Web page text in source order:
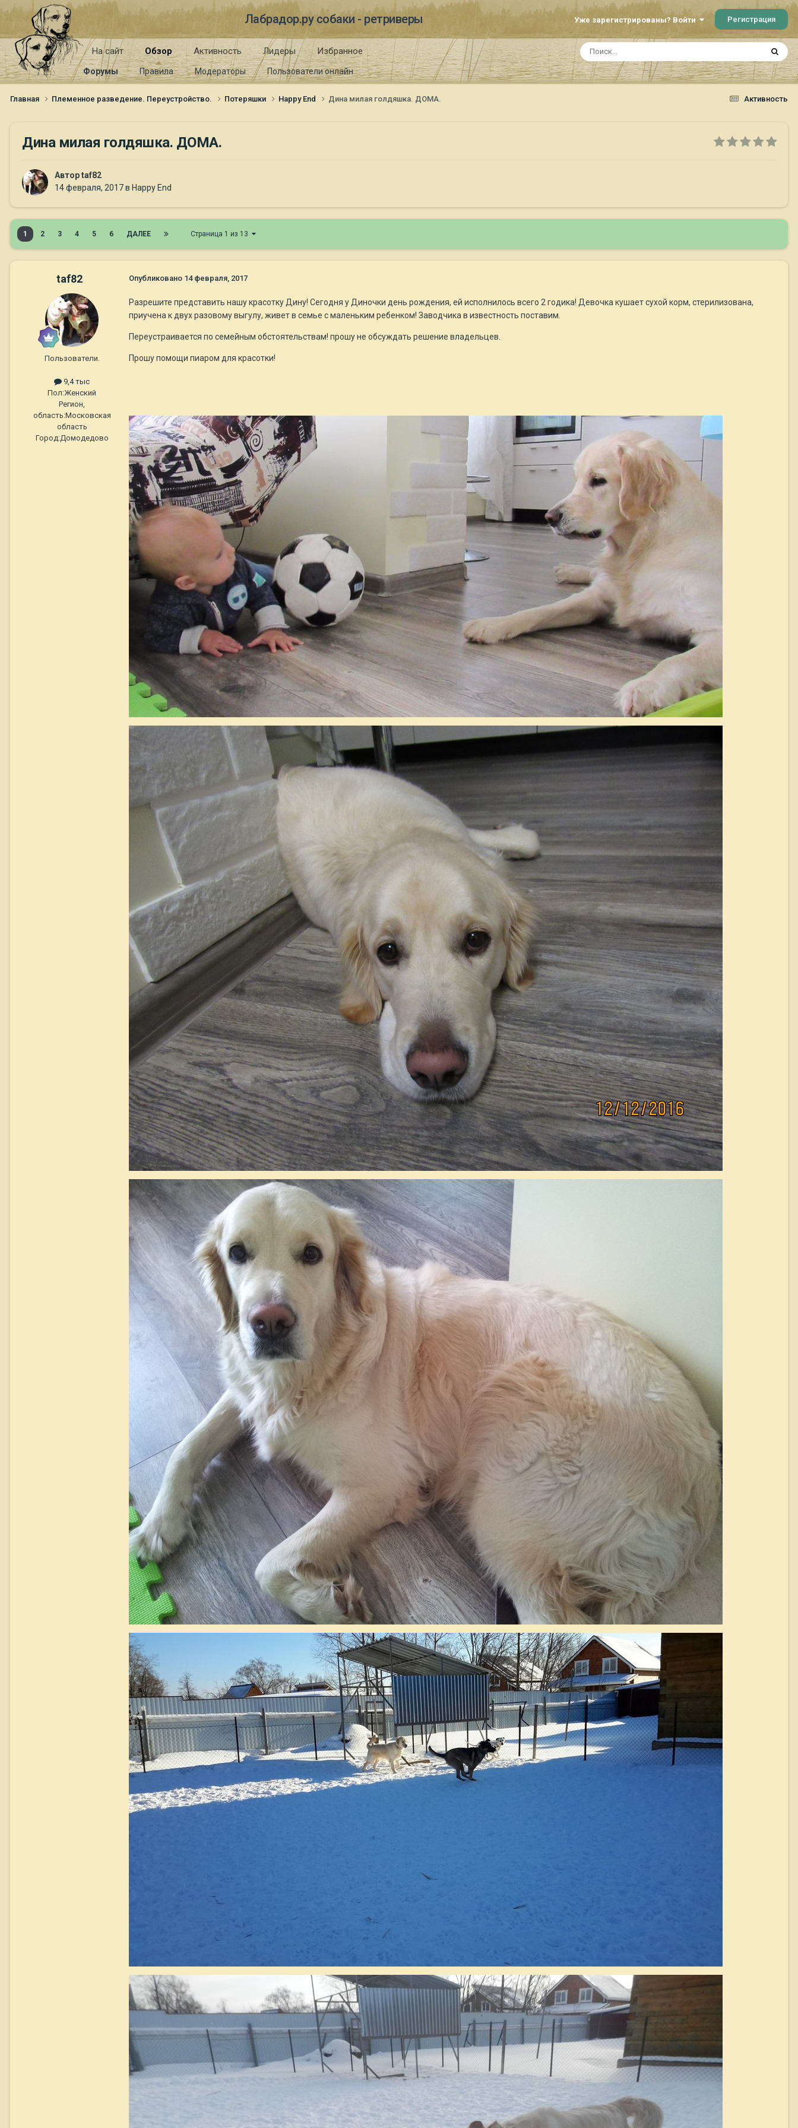
Лабрадор.ру собаки - ретриверы Уже зарегистрированы? Войти Регистрация
На сайт Обзор
Форумы Правила Модераторы Пользователи онлайн
Активность Лидеры Избранное
Активность
Главная Племенное разведение. Переустройство. Потеряшки Happy End Дина милая голдяшка. ДОМА.
Дина милая голдяшка. ДОМА.
Авторtaf82
14 февраля, 2017в Happy End
1 2 3 4 5 6 ДАЛЕЕ Страница 1 из 13
taf82
Пользователи.
9,4 тыс
Пол:Женский
Регион,
область:Московская
область
Город:Домодедово
Опубликовано 14 февраля, 2017
Разрешите представить нашу красотку Дину! Сегодня у Диночки день рождения, ей исполнилось всего 2 годика! Девочка кушает сухой корм, стерилизована,
приучена к двух разовому выгулу, живет в семье с маленьким ребенком! Заводчика в известность поставим.
Переустраивается по семейным обстоятельствам! прошу не обсуждать решение владельцев.
Прошу помощи пиаром для красотки!